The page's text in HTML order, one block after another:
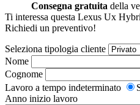
Consegna gratuita della
Ti interessa questa Lexus Ux
Richiedi un preventivo!
Seleziona tipologia cliente
Nome
Cognome
Lavoro a tempo indeterminato
Anno inizio lavoro